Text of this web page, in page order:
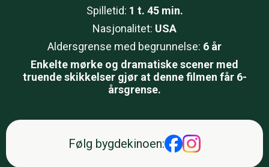
Spilletid: 1 t. 45 min.
Nasjonalitet: USA
Aldersgrense med begrunnelse: 6 år
Enkelte mørke og dramatiske scener med
truende skikkelser gjør at denne filmen får 6-
årsgrense.
Følg bygdekinoen: